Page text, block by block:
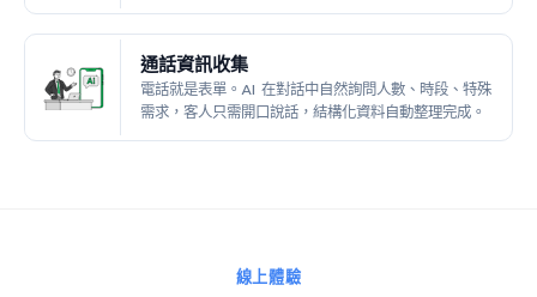
通話資訊收集
電話就是表單。AI 在對話中自然詢問人數、時段、特殊
需求，客人只需開口說話，結構化資料自動整理完成。
線上體驗